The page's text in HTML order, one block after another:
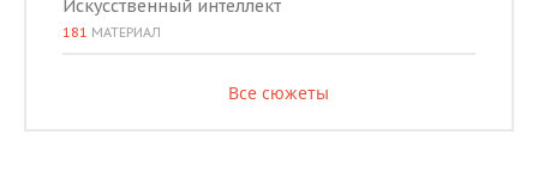
Искусственный интеллект
181 МАТЕРИАЛ
Все сюжеты